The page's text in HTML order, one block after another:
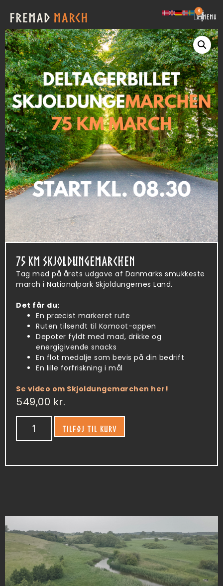
0
|MENU
75 KM SKJOLDUNGEMARCHEN
Tag med på årets udgave af Danmarks smukkeste
march i Nationalpark Skjoldungernes Land.
Det får du:
En præcist markeret rute
Ruten tilsendt til Komoot-appen
Depoter fyldt med mad, drikke og
energigivende snacks
En flot medalje som bevis på din bedrift
En lille forfriskning i mål
Se video om Skjoldungemarchen her!
549,00 kr.
TILFØJ TIL KURV